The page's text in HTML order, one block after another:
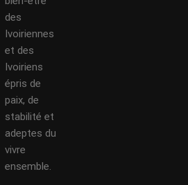
des
Ivoiriennes
et des
Ivoiriens
épris de
paix, de
stabilité et
adeptes du
vivre
ensemble.